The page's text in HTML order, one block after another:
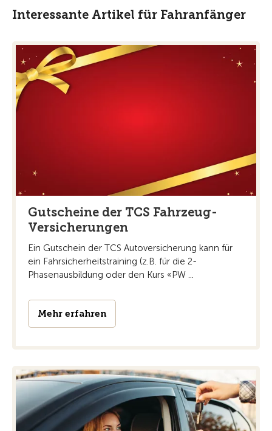
Interessante Artikel für Fahranfänger
Gutscheine der TCS Fahrzeug-
Versicherungen
Ein Gutschein der TCS Autoversicherung kann für
ein Fahrsicherheitstraining (z.B. für die 2-
Phasenausbildung oder den Kurs «PW ...
Mehr erfahren